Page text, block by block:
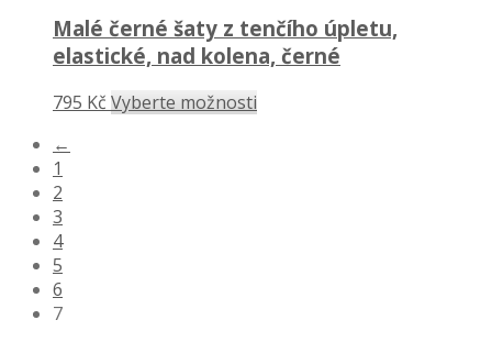
Malé černé šaty z tenčího úpletu,
elastické, nad kolena, černé
795 Kč Vyberte možnosti
←
1
2
3
4
5
6
7